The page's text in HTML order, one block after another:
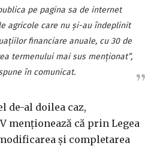
pe pagina sa de internet
agricole care nu şi-au îndeplinit
financiare anuale, cu 30 de
termenului mai sus menţionat”,
în comunicat.
de-al doilea caz,
menţionează că prin Legea
şi completarea